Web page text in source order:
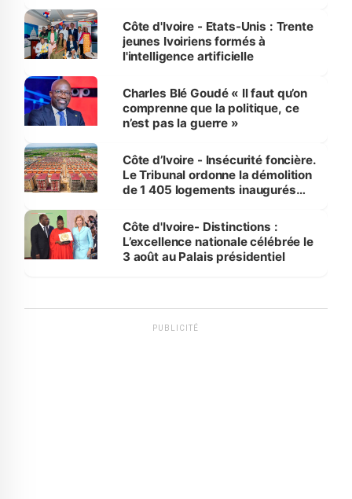
Côte d'Ivoire - Etats-Unis : Trente
jeunes Ivoiriens formés à
l'intelligence artificielle
Charles Blé Goudé « Il faut qu’on
comprenne que la politique, ce
n’est pas la guerre »
Côte d’Ivoire - Insécurité foncière.
Le Tribunal ordonne la démolition
de 1 405 logements inaugurés
Bassam
Côte d'Ivoire- Distinctions :
L’excellence nationale célébrée le
3 août au Palais présidentiel
PUBLICITÉ